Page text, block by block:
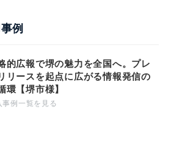
例
的広報で堺の魅力を全国へ。プレ
リースを起点に広がる情報発信の
環【堺市様】
事例一覧を見る